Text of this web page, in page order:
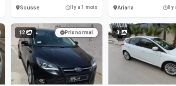
Sousse Il y a 1 mois Ariana Il
12 Prix normal 3